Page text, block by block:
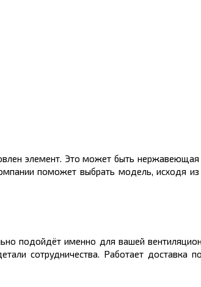
элемент. Это может быть нержавеющая
поможет выбрать модель, исходя
подойдёт именно для вашей
сотрудничества. Работает доставка